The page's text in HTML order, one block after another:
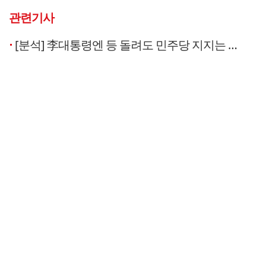
관련기사
[분석] 李대통령엔 등 돌려도 민주당 지지는 유지...‘코어층 이탈론’ 현실화